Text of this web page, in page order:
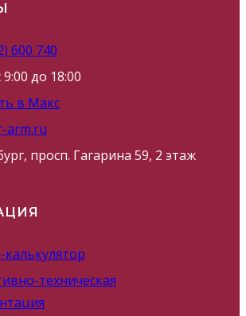
600 740
до 18:00
в Макс
arm.ru
просп. Гагарина 59, 2 этаж
техническая